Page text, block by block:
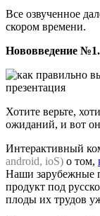
Все озвученное
скором времени.
Нововведение №1.
Хотите верьте,
ожиданий, и вот
Интерактивный
android, ioS) о том,
Наши зарубежные
продукт под
плоды их трудов